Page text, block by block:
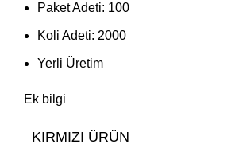
Paket Adeti: 100
Koli Adeti: 2000
Yerli Üretim
Ek bilgi
KIRMIZI ÜRÜN